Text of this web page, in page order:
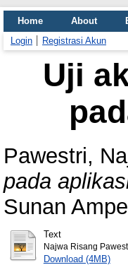
Home About
Login
Registrasi Akun
Uji
Pawestri,
pada
Sunan
Text
Najwa Risang
Download (4MB)